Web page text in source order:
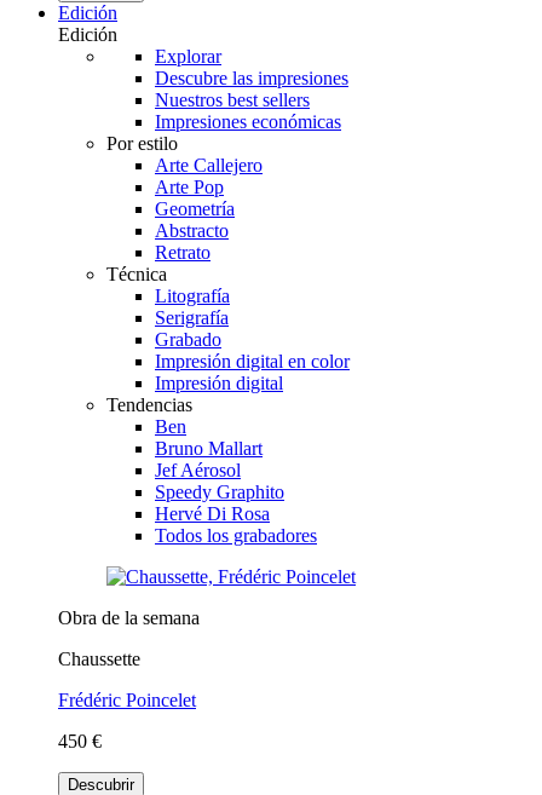
Edición
Edición
Explorar
Descubre las impresiones
Nuestros best sellers
Impresiones económicas
Por estilo
Arte Callejero
Arte Pop
Geometría
Abstracto
Retrato
Técnica
Litografía
Serigrafía
Grabado
Impresión digital en color
Impresión digital
Tendencias
Ben
Bruno Mallart
Jef Aérosol
Speedy Graphito
Hervé Di Rosa
Todos los grabadores
Obra de la semana
Chaussette
Frédéric Poincelet
450 €
Descubrir